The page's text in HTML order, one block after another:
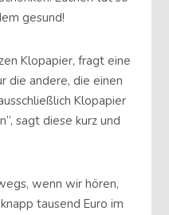
gesund!
Klopapier, fragt eine
die andere, die einen
Klopapier
sagt diese kurz und
wenn wir hören,
tausend Euro im